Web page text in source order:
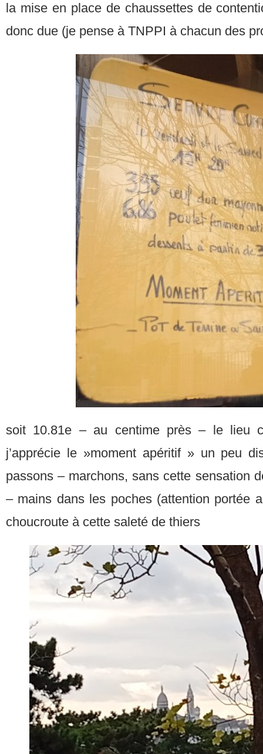
la mise en place de chaussettes de
donc due (je pense à TNPPI à chacun des
soit 10.81e – au centime près – le lieu
j’apprécie le »moment apéritif » un peu
passons – marchons, sans cette sensation
– mains dans les poches (attention portée
choucroute à cette saleté de thiers